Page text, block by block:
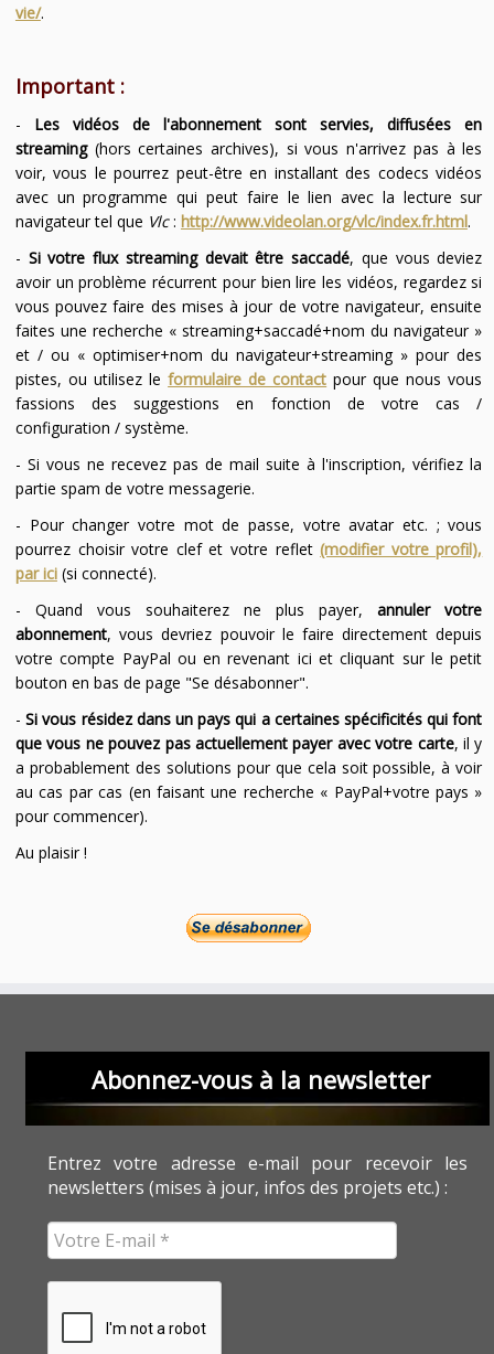
vie/.
Important :
- Les vidéos de l'abonnement sont servies, diffusées en
streaming(hors certaines archives), si vous n'arrivez pas à les
voir, vous le pourrez peut-être en installant des codecs vidéos
avec un programme qui peut faire le lien avec la lecture sur
navigateur tel que Vlc: http://www.videolan.org/vlc/index.fr.html.
- Si votre flux streaming devait être saccadé, que vous deviez
avoir un problème récurrent pour bien lire les vidéos, regardez si
vous pouvez faire des mises à jour de votre navigateur, ensuite
faites une recherche « streaming+saccadé+nom du navigateur »
et / ou « optimiser+nom du navigateur+streaming » pour des
pistes, ou utilisez leformulaire de contact pour que nous vous
fassions des suggestions en fonction de votre cas /
configuration / système.
- Si vous ne recevez pas de mail suite à l'inscription, vérifiez la
partie spam de votre messagerie.
- Pour changer votre mot de passe, votre avatar etc. ; vous
pourrez choisir votre clef et votre reflet(modifier votre profil),
par ici(si connecté).
- Quand vous souhaiterez ne plus payer,annuler votre
abonnement, vous devriez pouvoir le faire directement depuis
votre compte PayPal ou en revenant ici et cliquant sur le petit
bouton en bas de page "Se désabonner".
-Si vous résidez dans un pays qui a certaines spécificités qui font
que vous ne pouvez pas actuellement payer avec votre carte, il y
a probablement des solutions pour que cela soit possible, à voir
au cas par cas (en faisant une recherche « PayPal+votre pays »
pour commencer).
Au plaisir !
Abonnez-vous à la newsletter
Entrez votre adresse e-mail pour recevoir les
newsletters (mises à jour, infos des projets etc.) :